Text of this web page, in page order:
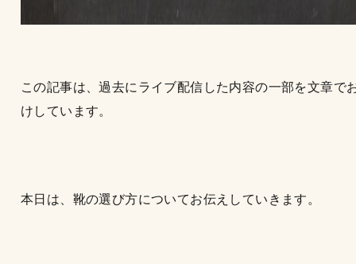
この記事は、過去にライブ配信した内容の一部を文章で
けしています。
本日は、靴の選び方についてお伝えしていきます。